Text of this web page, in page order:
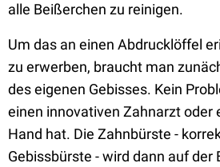
alle Beißerchen zu reinigen.
Um das an einen Abdrucklöffel
zu erwerben, braucht man
des eigenen Gebisses. Kein
einen innovativen Zahnarzt oder
Hand hat. Die Zahnbürste -
Gebissbürste - wird dann auf der